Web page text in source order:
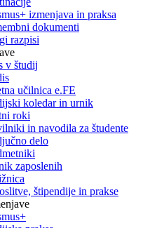
izmenjava in praksa
dokumenti
razpisi
v študij
učilnica e.FE
koledar in urnik
roki
in navodila za študente
delo
zaposlenih
štipendije in prakse